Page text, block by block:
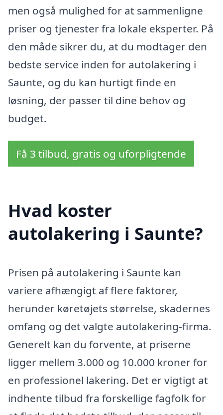
men også mulighed for at sammenligne
priser og tjenester fra lokale eksperter. På
den måde sikrer du, at du modtager den
bedste service inden for autolakering i
Saunte, og du kan hurtigt finde en
løsning, der passer til dine behov og
budget.
Få 3 tilbud, gratis og uforpligtende
Hvad koster
autolakering i Saunte?
Prisen på autolakering i Saunte kan
variere afhængigt af flere faktorer,
herunder køretøjets størrelse, skadernes
omfang og det valgte autolakering-firma.
Generelt kan du forvente, at priserne
ligger mellem 3.000 og 10.000 kroner for
en professionel lakering. Det er vigtigt at
indhente tilbud fra forskellige fagfolk for